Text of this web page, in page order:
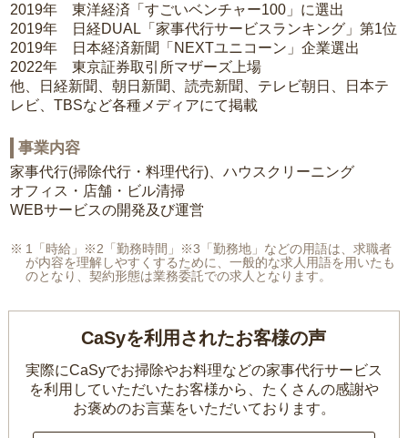
2019年 東洋経済「すごいベンチャー100」に選出
2019年 日経DUAL「家事代行サービスランキング」第1位
2019年 日本経済新聞「NEXTユニコーン」企業選出
2022年 東京証券取引所マザーズ上場
他、日経新聞、朝日新聞、読売新聞、テレビ朝日、日本テ
レビ、TBSなど各種メディアにて掲載
事業内容
家事代行(掃除代行・料理代行)、ハウスクリーニング
オフィス・店舗・ビル清掃
WEBサービスの開発及び運営
1「時給」※2「勤務時間」※3「勤務地」などの用語は、求職者
が内容を理解しやすくするために、一般的な求人用語を用いたも
のとなり、契約形態は業務委託での求人となります。
CaSyを利用されたお客様の声
実際にCaSyでお掃除やお料理などの家事代行サービス
を利用していただいたお客様から、 たくさんの感謝や
お褒めのお言葉をいただいております。